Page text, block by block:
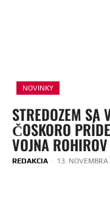
NOVINKY
STREDOZEM
ČOSKORO
VOJNA ROHIROV
REDAKCIA - 13.